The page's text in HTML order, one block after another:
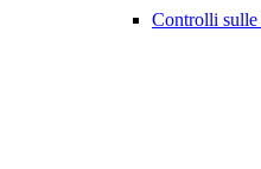
Controlli sulle